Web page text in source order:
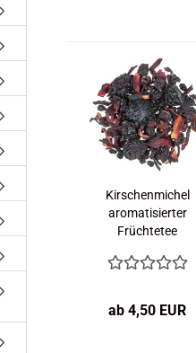
Kirschenmichel
aromatisierter
Früchtetee
ab 4,50 EUR